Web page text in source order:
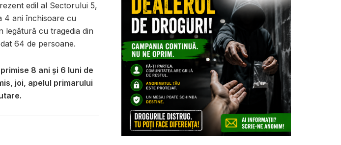
edil al Sectorului 5,
4 ani închisoare cu
legătură cu tragedia din
64 de persoane.
8 ani şi 6 luni de
joi, apelul primarului